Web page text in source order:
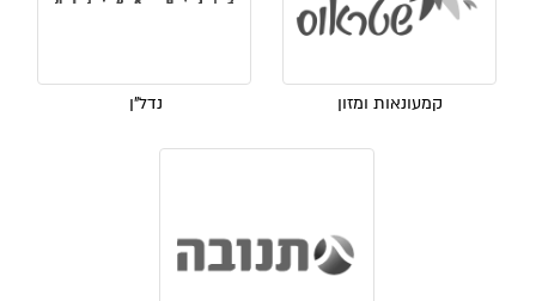
קמעונאות ומזון נדל"ן